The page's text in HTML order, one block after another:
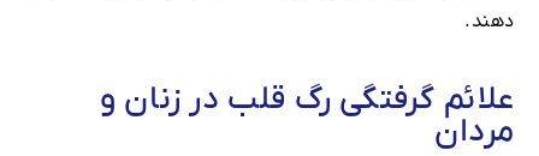
دهند.
علائم گرفتگی رگ قلب در زنان و
مردان